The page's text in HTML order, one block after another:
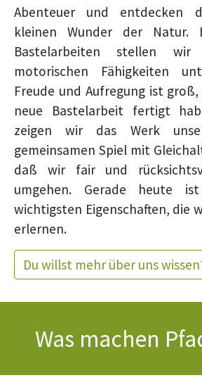
Abenteuer und entdecken
kleinen Wunder der Natur.
Bastelarbeiten stellen wir
motorischen Fähigkeiten
Freude und Aufregung ist
neue Bastelarbeit fertigt
zeigen wir das Werk
gemeinsamen Spiel mit
daß wir fair und
umgehen. Gerade heute
wichtigsten Eigenschaften, die
erlernen.
Du willst mehr über uns
Was machen